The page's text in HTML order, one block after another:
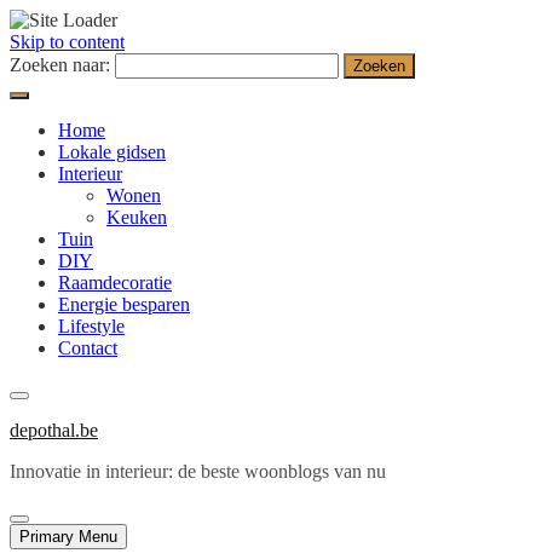
Skip to content
Zoeken naar:
Home
Lokale gidsen
Interieur
Wonen
Keuken
Tuin
DIY
Raamdecoratie
Energie besparen
Lifestyle
Contact
depothal.be
Innovatie in interieur: de beste woonblogs van nu
Primary Menu